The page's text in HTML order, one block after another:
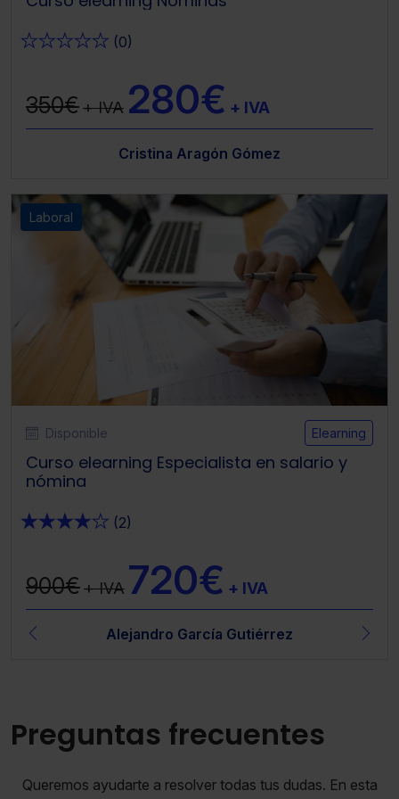
★★★★★ (0)
350€+ IVA 280€ + IVA
Cristina Aragón Gómez
Laboral
Disponible Elearning
Curso elearning Especialista en salario y
nómina
★★★★★ (2)
900€+ IVA 720€ + IVA
Alejandro García Gutiérrez
Preguntas frecuentes
Queremos ayudarte a resolver todas tus dudas. En esta